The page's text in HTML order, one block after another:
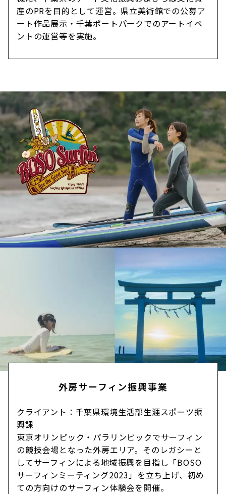
産のPRを目的として運営。県立美術館での公募ア
ート作品展示・千葉ポートパークでのアートイベ
ントの運営等を実施。
外房サーフィン振興事業
クライアント：千葉県環境生活部生涯スポーツ振
興課
東京オリンピック・パラリンピックでサーフィン
の競技会場となった外房エリア。そのレガシーと
してサーフィンによる地域振興を目指し「BOSO
サーフィンミーティング2023」を立ち上げ、初め
ての方向けのサーフィン体験会を開催。